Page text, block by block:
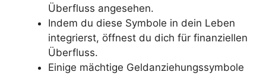
Überfluss angesehen.
Indem du diese Symbole in dein Leben
integrierst, öffnest du dich für finanziellen
Überfluss.
Einige mächtige Geldanziehungssymbole